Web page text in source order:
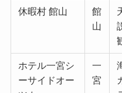
休暇村 館山
館
山
ホテル一宮シ
ーサイドオー
一
宮